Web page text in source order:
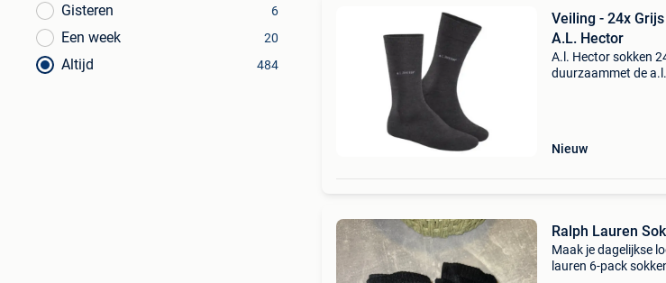
Gisteren 6
Een week 20
Altijd 484
Veiling - 24x Grijs Heren sokken maat 39-42
A.L. Hector
A.l. Hector sokken
duurzaammet de
Nieuw
Ralph Lauren
Maak je dagelijkse
lauren 6-pack